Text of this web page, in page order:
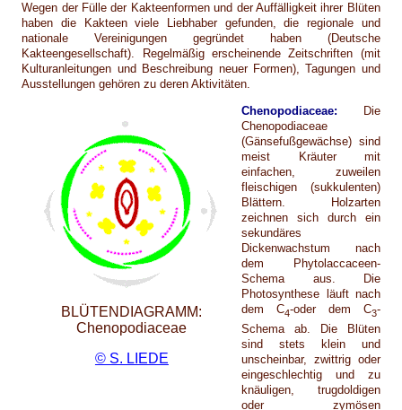
Wegen der Fülle der Kakteenformen und der Auffälligkeit ihrer Blüten
haben die Kakteen viele Liebhaber gefunden, die regionale und
nationale Vereinigungen gegründet haben (Deutsche
Kakteengesellschaft). Regelmäßig erscheinende Zeitschriften (mit
Kulturanleitungen und Beschreibung neuer Formen), Tagungen und
Ausstellungen gehören zu deren Aktivitäten.
BLÜTENDIAGRAMM:
Chenopodiaceae
© S. LIEDE
Chenopodiaceae: Die
Chenopodiaceae
(Gänsefußgewächse) sind
meist Kräuter mit
einfachen, zuweilen
fleischigen (sukkulenten)
Blättern. Holzarten
zeichnen sich durch ein
sekundäres
Dickenwachstum nach
dem Phytolaccaceen-
Schema aus. Die
Photosynthese läuft nach
dem C4-oder dem C3-
Schema ab. Die Blüten
sind stets klein und
unscheinbar, zwittrig oder
eingeschlechtig und zu
knäuligen, trugdoldigen
oder zymösen